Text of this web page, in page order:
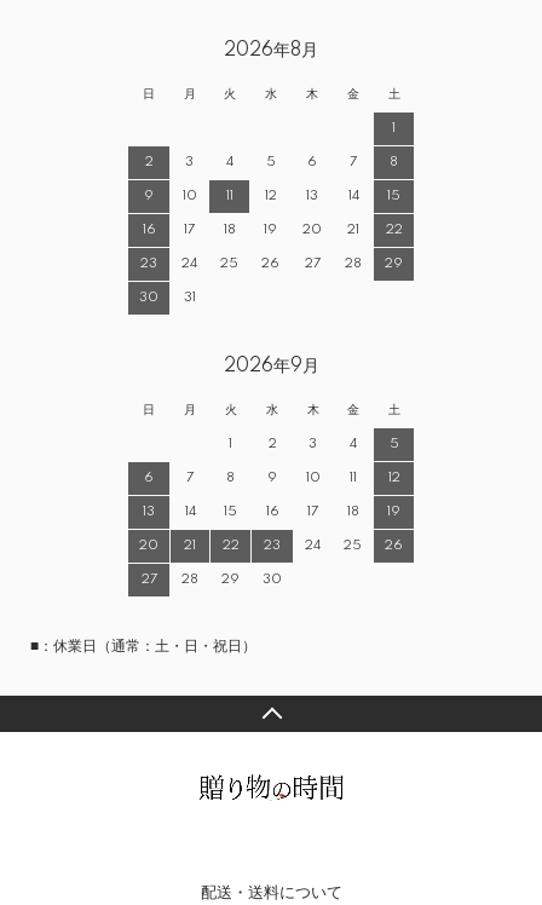
2026年8月
日 月 火 水 木 金 土
1
2 3 4 5 6 7 8
9 10 11 12 13 14 15
16 17 18 19 20 21 22
23 24 25 26 27 28 29
30 31
2026年9月
日 月 火 水 木 金 土
1 2 3 4 5
6 7 8 9 10 11 12
13 14 15 16 17 18 19
20 21 22 23 24 25 26
27 28 29 30
■：休業日（通常：土・日・祝日）
配送・送料について